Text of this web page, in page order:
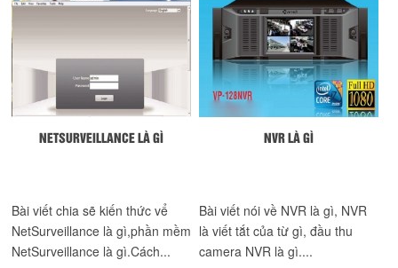
NETSURVEILLANCE LÀ GÌ
Bài viết chia sẽ kiến thức vể
NetSurveillance là gì,phần mềm
NetSurveillance là gì.Cách...
NVR LÀ GÌ
Bài viết nói về NVR là gì, NVR
là viết tắt của từ gì, đầu thu
camera NVR là gì....